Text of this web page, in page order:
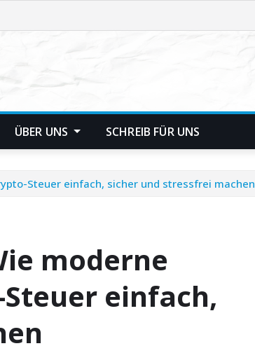
ÜBER UNS SCHREIB FÜR UNS
Steuer einfach, sicher und stressfrei machen
moderne
einfach,